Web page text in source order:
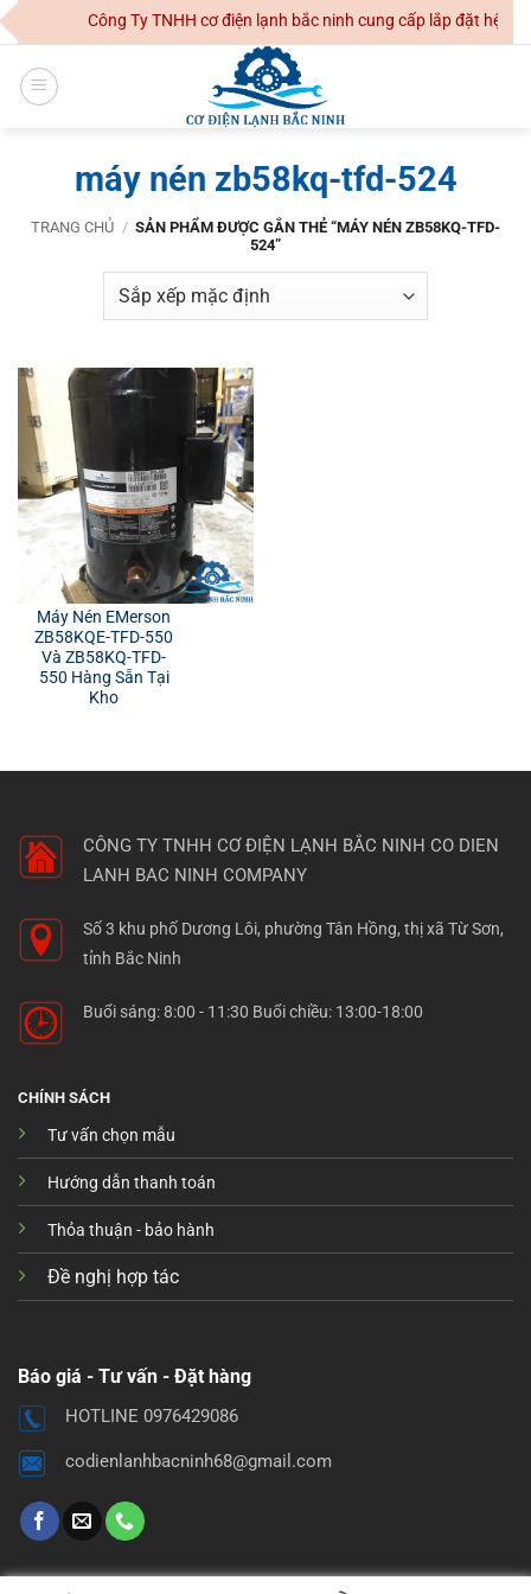
Skip
to
content
Công Ty TNHH cơ điện lạnh bắc ninh cung cấp lắp đặt hệ
máy nén zb58kq-tfd-524
TRANG CHỦ / SẢN PHẨM ĐƯỢC GẮN THẺ “MÁY NÉN ZB58KQ-TFD-
524”
Máy Nén EMerson
ZB58KQE-TFD-550
Và ZB58KQ-TFD-
550 Hàng Sẵn Tại
Kho
CÔNG TY TNHH CƠ ĐIỆN LẠNH BẮC NINH CO DIEN
LANH BAC NINH COMPANY
Số 3 khu phố Dương Lôi, phường Tân Hồng, thị xã Từ Sơn,
tỉnh Bắc Ninh
Buổi sáng: 8:00 - 11:30 Buổi chiều: 13:00-18:00
CHÍNH SÁCH
Tư vấn chọn mẫu
Hướng dẫn thanh toán
Thỏa thuận - bảo hành
Đề nghị hợp tác
Báo giá - Tư vấn - Đặt hàng
HOTLINE 0976429086
codienlanhbacninh68@gmail.com